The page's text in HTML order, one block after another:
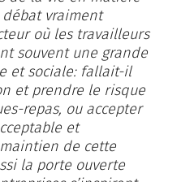
débat vraiment
où les travailleurs
souvent une grande
et sociale: fallait-il
et prendre le risque
repas, ou accepter
et
de cette
la porte ouverte